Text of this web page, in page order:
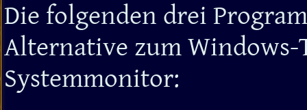
Die folgenden drei
Alternative zum Windows-
Systemmonitor: